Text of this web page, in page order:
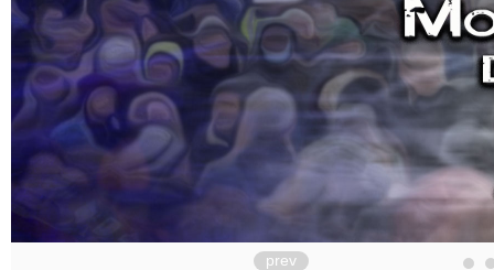
prev